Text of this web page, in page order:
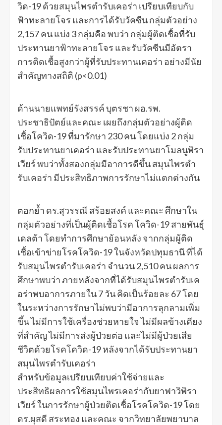
วิด-19 ด้วยสมุนไพรตำรับเคอร่า เปรียบเทียบกับ
ฟ้าทะลายโจร และการได้รับวัคซีน กลุ่มตัวอย่าง
2,157 คน แบ่ง 3 กลุ่มคือ พบว่า กลุ่มผู้ติดเชื้อที่รับ
ประทานยาฟ้าทะลายโจร และรับวัคซีนมีอัตรา
การติดเชื้อสูงกว่าผู้ที่รับประทานเคอร่า อย่างมีนัย
สำคัญทางสถิติ (p<0.01)
ด้านนายแพทย์รังสรรค์ บุตรชา ผอ.รพ.
ประชาธิปัตย์และคณะ เผยถึงกลุ่มตัวอย่างผู้ติด
เชื้อโควิด-19 ที่มารักษา 230 คน โดยแบ่ง 2 กลุ่ม
รับประทานยาเคอร่า และรับประทานยาโมลนูพิรา
เวียร์ พบว่าทั้งสองกลุ่มมีอาการดีขึ้น สมุนไพรตำ
รับเคอร่า มีประสิทธิภาพการรักษาไม่แตกต่างกัน
ตอกย้ำ ดร.สุวรรณี สร้อยสงค์ และคณะ ศึกษาใน
กลุ่มตัวอย่างที่เป็นผู้ติดเชื้อโรค โควิด-19 สายพันธุ์
เดลต้า โดยทำการศึกษาย้อนหลัง จากกลุ่มผู้ติด
เชื้อเข้าข่ายโรคโควิด-19 ในจังหวัดปทุมธานี ที่ได้
รับสมุนไพรตำรับเคอร่า จำนวน 2,510 คน ผลการ
ศึกษาพบว่า ภายหลังจากที่ได้รับสมุนไพรตำรับเค
อร่าพบอาการภายใน 7 วัน คิดเป็นร้อยละ 67 โดย
ในระหว่างการรักษาไม่พบว่ามีอาการลุกลามเพิ่ม
ขึ้น ไม่มีการใช้เครื่องช่วยหายใจ ไม่มีผลข้างเคียง
ที่สำคัญ ไม่มีการส่งผู้ป่วยต่อ และไม่มีผู้ป่วยเสีย
ชีวิตด้วยโรคโควิด-19 หลังจากได้รับประทานยา
สมุนไพรตำรับเคอร่า
สำหรับข้อมูลเปรียบเทียบค่าใช้จ่ายและ
ประสิทธิผลการใช้สมุนไพรเคอร่ากับยาฟาวิพิรา
เวียร์ ในการรักษาผู้ป่วยติดเชื้อโรคโควิด-19 โดย
ดร.ผุสดี สระทอง และคณะ จากวิทยาลัยพยาบาล